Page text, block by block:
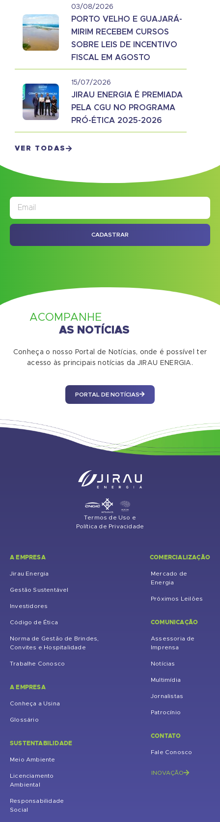
03/08/2026
PORTO VELHO E GUAJARÁ-
MIRIM RECEBEM CURSOS
SOBRE LEIS DE INCENTIVO
FISCAL EM AGOSTO
15/07/2026
JIRAU ENERGIA É PREMIADA
PELA CGU NO PROGRAMA
PRÓ-ÉTICA 2025-2026
VER TODAS
CADASTRAR
ACOMPANHE
AS NOTÍCIAS
Conheça o nosso Portal de Notícias, onde é possível ter
acesso às principais notícias da JIRAU ENERGIA.
PORTAL DE NOTÍCIAS
Termos de Uso e
Política de Privacidade
A EMPRESA
Jirau Energia
Gestão Sustentável
Investidores
Código de Ética
Norma de Gestão de Brindes,
Convites e Hospitalidade
Trabalhe Conosco
A EMPRESA
Conheça a Usina
Glossário
SUSTENTABILIDADE
Meio Ambiente
Licenciamento
Ambiental
Responsabilidade
Social
COMERCIALIZAÇÃO
Mercado de
Energia
Próximos Leilões
COMUNICAÇÃO
Assessoria de
Imprensa
Notícias
Multimídia
Jornalistas
Patrocínio
CONTATO
Fale Conosco
INOVAÇÃO